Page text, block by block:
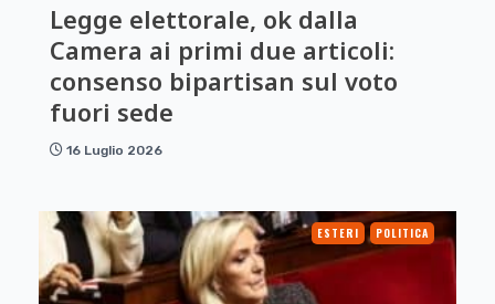
Legge elettorale, ok dalla
Camera ai primi due articoli:
consenso bipartisan sul voto
fuori sede
16 Luglio 2026
ESTERI POLITICA